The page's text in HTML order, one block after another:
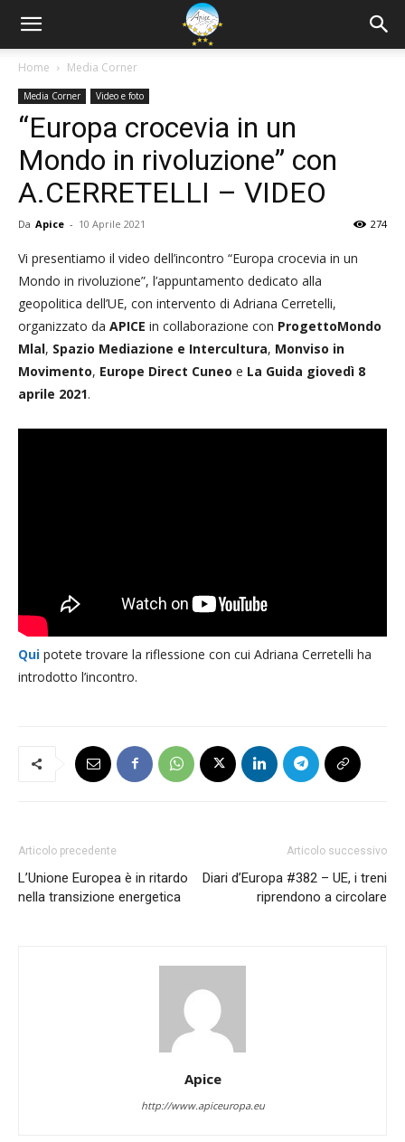
Home Media Corner
Media Corner Video e foto
“Europa crocevia in un
Mondo in rivoluzione” con
A.CERRETELLI – VIDEO
Da Apice - 10 Aprile 2021 274
Vi presentiamo il video dell’incontro “Europa crocevia in un
Mondo in rivoluzione”, l’appuntamento dedicato alla
geopolitica dell’UE, con intervento di Adriana Cerretelli,
organizzato da APICE in collaborazione con ProgettoMondo
Mlal, Spazio Mediazione e Intercultura, Monviso in
Movimento, Europe Direct Cuneo e La Guida giovedì 8
aprile 2021.
Qui potete trovare la riflessione con cui Adriana Cerretelli ha
introdotto l’incontro.
Articolo precedente
L’Unione Europea è in ritardo
nella transizione energetica
Articolo successivo
Diari d’Europa #382 – UE, i treni
riprendono a circolare
Apice
http://www.apiceuropa.eu